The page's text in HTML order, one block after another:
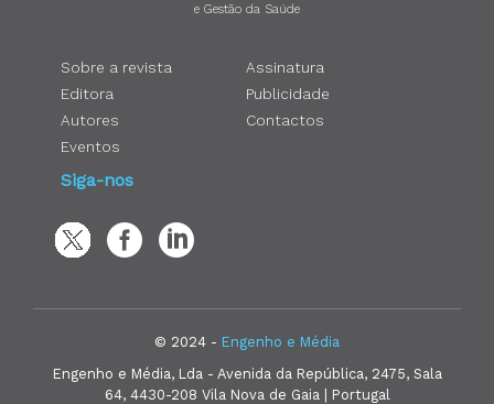
e Gestão da Saúde
Sobre a revista
Editora
Autores
Eventos
Assinatura
Publicidade
Contactos
Siga-nos
© 2024 - Engenho e Média
Engenho e Média, Lda - Avenida da República, 2475, Sala
64, 4430-208 Vila Nova de Gaia | Portugal